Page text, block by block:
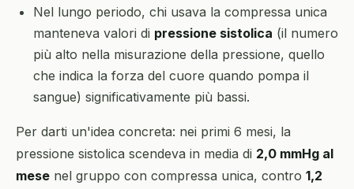
Nel lungo periodo, chi usava la compressa unica
manteneva valori di pressione sistolica (il numero
più alto nella misurazione della pressione, quello
che indica la forza del cuore quando pompa il
sangue) significativamente più bassi.
Per darti un'idea concreta: nei primi 6 mesi, la
pressione sistolica scendeva in media di 2,0 mmHg al
mese nel gruppo con compressa unica, contro 1,2